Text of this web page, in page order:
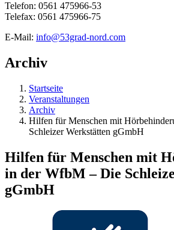
Telefon: 0561 475966-53
Telefax: 0561 475966-75
E-Mail: info@53grad-nord.com
Archiv
Startseite
Veranstaltungen
Archiv
Hilfen für Menschen mit
Schleizer Werkstätten gGmbH
Hilfen für Menschen mit
in der WfbM – Die
gGmbH